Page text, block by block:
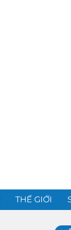
THẾ GIỚI